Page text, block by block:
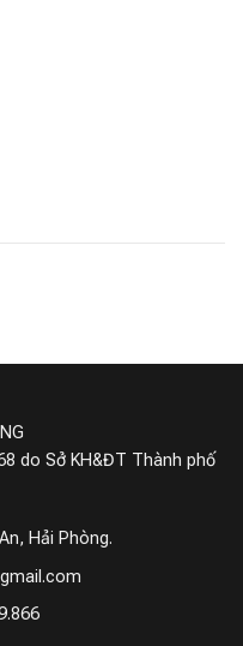
do Sở KH&ĐT Thành phố
Hải Phòng.